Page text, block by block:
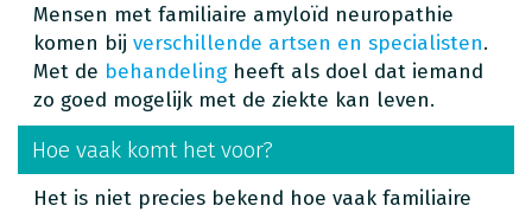
Mensen met familiaire amyloïd neuropathie
komen bij verschillende artsen en specialisten.
Met de behandeling heeft als doel dat iemand
zo goed mogelijk met de ziekte kan leven.
Hoe vaak komt het voor?
Het is niet precies bekend hoe vaak familiaire